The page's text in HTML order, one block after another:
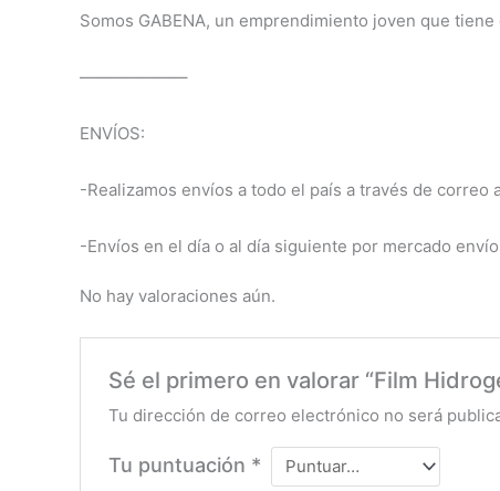
Somos GABENA, un emprendimiento joven que
——————–
ENVÍOS:
-Realizamos envíos a todo el país a través de
-Envíos en el día o al día siguiente por mercado
No hay valoraciones aún.
Sé el primero en valorar “Film
Tu dirección de correo electrónico no será
Tu puntuación *